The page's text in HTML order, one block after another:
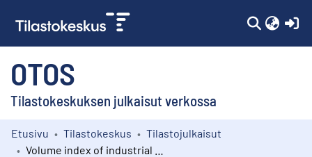
OTOS
Tilastokeskuksen julkaisut verkossa
Kokoelmat
Etusivu Tilastokeskus
Tilastojulkaisut